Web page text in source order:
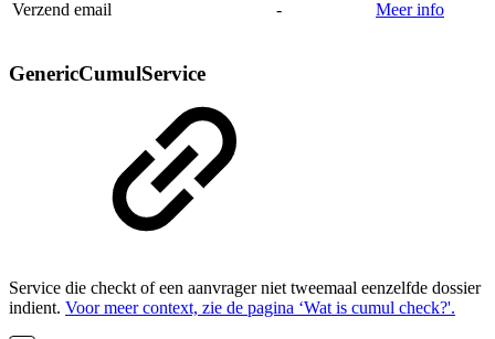
Verzend email - Meer info
GenericCumulService
Service die checkt of een aanvrager niet tweemaal eenzelfde dossier
indient. Voor meer context, zie de pagina ‘Wat is cumul check?'.